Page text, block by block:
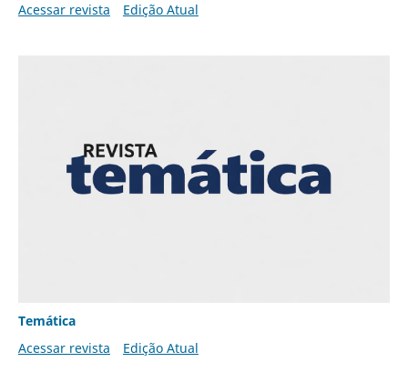
Acessar revista
Edição Atual
Temática
Acessar revista
Edição Atual